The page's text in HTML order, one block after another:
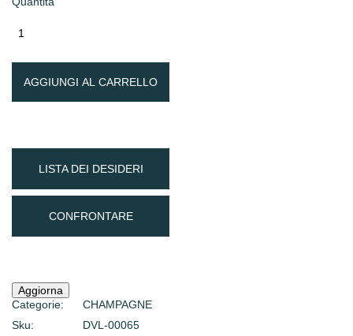
AGGIUNGI AL CARRELLO
LISTA DEI DESIDERI
CONFRONTARE
Categorie:
CHAMPAGNE
Sku:
DVL-00065